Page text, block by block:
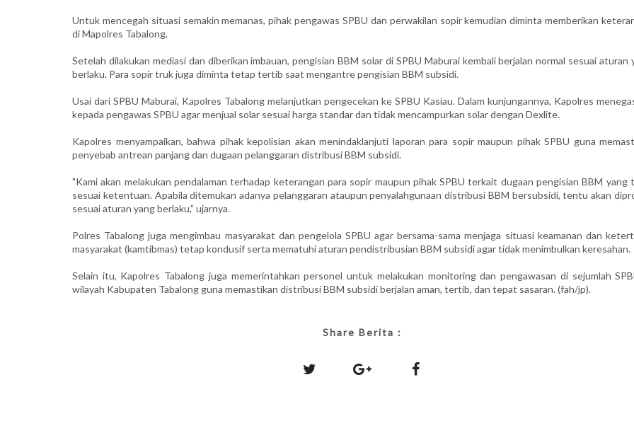
Untuk mencegah situasi semakin memanas, pihak pengawas SPBU dan perwakilan sopir kemudian diminta memberikan
di Mapolres Tabalong.
Setelah dilakukan mediasi dan diberikan imbauan, pengisian BBM solar di SPBU Maburai kembali berjalan normal sesuai aturan
berlaku. Para sopir truk juga diminta tetap tertib saat mengantre pengisian BBM subsidi.
Usai dari SPBU Maburai, Kapolres Tabalong melanjutkan pengecekan ke SPBU Kasiau. Dalam kunjungannya, Kapolres
kepada pengawas SPBU agar menjual solar sesuai harga standar dan tidak mencampurkan solar dengan Dexlite.
Kapolres menyampaikan, bahwa pihak kepolisian akan menindaklanjuti laporan para sopir maupun pihak SPBU guna
penyebab antrean panjang dan dugaan pelanggaran distribusi BBM subsidi.
"Kami akan melakukan pendalaman terhadap keterangan para sopir maupun pihak SPBU terkait dugaan pengisian BBM yang
sesuai ketentuan. Apabila ditemukan adanya pelanggaran ataupun penyalahgunaan distribusi BBM bersubsidi, tentu akan
sesuai aturan yang berlaku,” ujarnya.
Polres Tabalong juga mengimbau masyarakat dan pengelola SPBU agar bersama-sama menjaga situasi keamanan dan
masyarakat (kamtibmas) tetap kondusif serta mematuhi aturan pendistribusian BBM subsidi agar tidak menimbulkan keresahan.
Selain itu, Kapolres Tabalong juga memerintahkan personel untuk melakukan monitoring dan pengawasan di sejumlah
wilayah Kabupaten Tabalong guna memastikan distribusi BBM subsidi berjalan aman, tertib, dan tepat sasaran. (fah/jp).
Share Berita :